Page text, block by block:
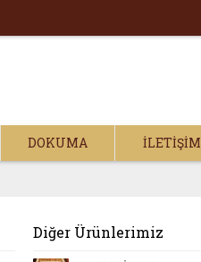
DOKUMA İLETIŞIM
Diğer Ürünlerimiz